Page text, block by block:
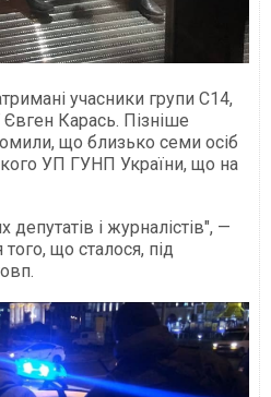
учасники групи С14,
Євген Карась. Пізніше
що близько семи осіб
УП ГУНП України, що на
депутатів і журналістів", —
що сталося, під